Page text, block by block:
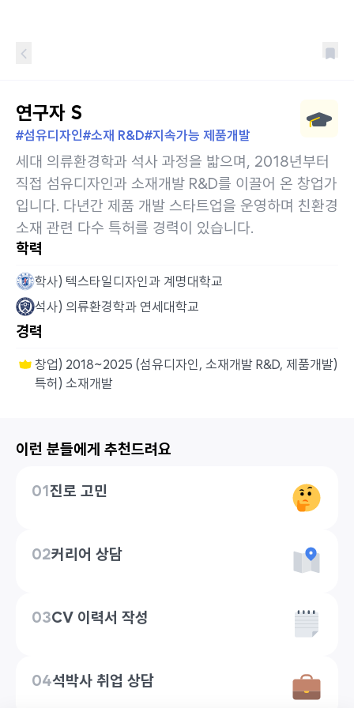
연구자 S
#섬유디자인#소재 R&D#지속가능 제품개발
세대 의류환경학과 석사 과정을 밟으며, 2018년부터
직접 섬유디자인과 소재개발 R&D를 이끌어 온 창업가
입니다. 다년간 제품 개발 스타트업을 운영하며 친환경
소재 관련 다수 특허를 경력이 있습니다.
학력
학사) 텍스타일디자인과 계명대학교
석사) 의류환경학과 연세대학교
경력
창업) 2018~2025 (섬유디자인, 소재개발 R&D, 제품개발)
특허) 소재개발
이런 분들에게 추천드려요
01진로 고민
02커리어 상담
03CV 이력서 작성
04석박사 취업 상담